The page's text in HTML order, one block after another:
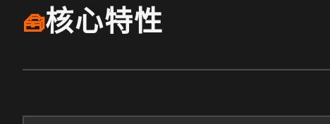
🧰核心特性